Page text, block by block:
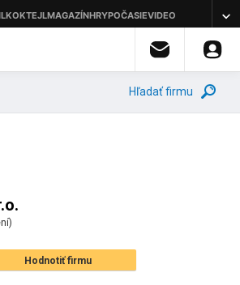
Hľadať firmu
)
Hodnotiť firmu